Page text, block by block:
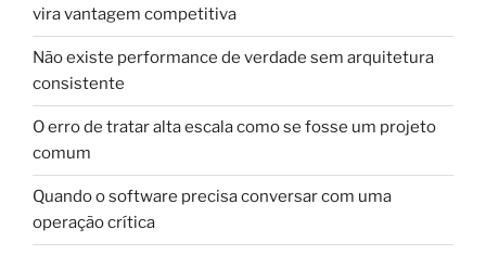
vira vantagem competitiva
Não existe performance de verdade sem arquitetura
consistente
O erro de tratar alta escala como se fosse um projeto
comum
Quando o software precisa conversar com uma
operação crítica